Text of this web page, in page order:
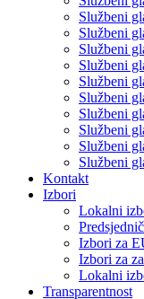
Službeni
Službeni
Službeni
Službeni
Službeni
Službeni
Službeni
Službeni
Službeni
Službeni
Kontakt
Izbori
Lokalni
Izbori za
Izbori za
Lokalni
Transparentnost